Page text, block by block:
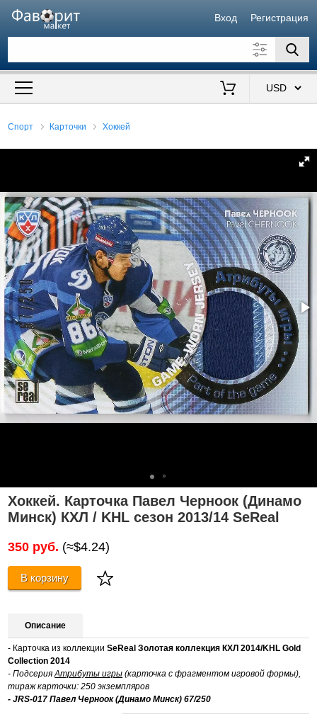
Вход Регистрация
Искать также в описании
Спорт Карточки Хоккей
Хоккей. Карточка Павел Черноок (Динамо
Минск) КХЛ / KHL сезон 2013/14 SeReal
350 руб. (≈$4.24)
В корзину
Описание
- Карточка из коллекцииSeReal Золотая коллекция КХЛ 2014/KHL Gold
Collection 2014
- Подсерия Атрибуты игры (карточка с фрагментом игровой формы),
тираж карточки: 250 экземпляров
- JRS-017 Павел Черноок (Динамо Минск) 67/250